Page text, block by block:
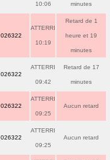
10:06 minutes
026322
ATTERRI
10:19
Retard de 1
heure et 19
minutes
026322
ATTERRI
09:42
Retard de 17
minutes
026322
ATTERRI
09:25
Aucun retard
026322
ATTERRI
09:25
Aucun retard